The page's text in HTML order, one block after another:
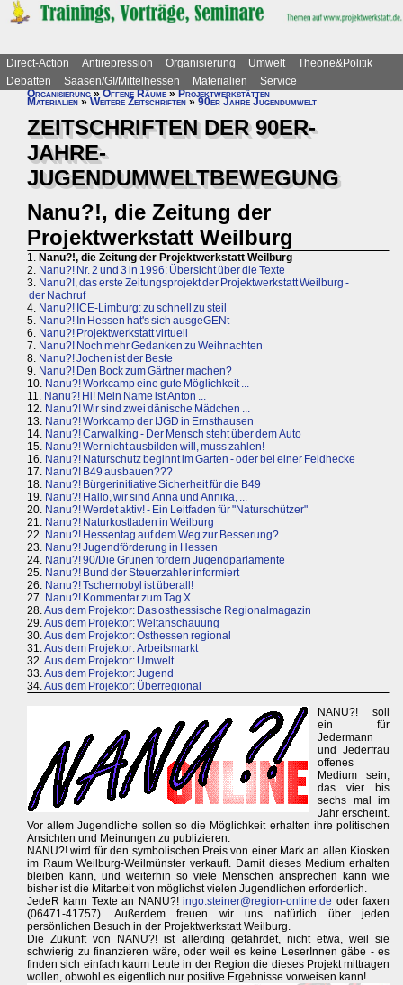
Direct-Action Antirepression Organisierung Umwelt
Theorie&Politik
Debatten
Saasen/GI/Mittelhessen Materialien
Service
Organisierung»Offene Räume»Projektwerkstätten
Materialien » Weitere Zeitschriften » 90er Jahre Jugendumwelt
ZEITSCHRIFTEN DER 90ER-
JAHRE-
JUGENDUMWELTBEWEGUNG
Nanu?!, die Zeitung der
Projektwerkstatt Weilburg
1. Nanu?!, die Zeitung der Projektwerkstatt Weilburg
2. Nanu?! Nr. 2 und 3 in 1996: Übersicht über die Texte
3. Nanu?!, das erste Zeitungsprojekt der Projektwerkstatt Weilburg -
der Nachruf
4. Nanu?! ICE-Limburg: zu schnell zu steil
5. Nanu?! In Hessen hat's sich ausgeGENt
6. Nanu?! Projektwerkstatt virtuell
7. Nanu?! Noch mehr Gedanken zu Weihnachten
8. Nanu?! Jochen ist der Beste
9. Nanu?! Den Bock zum Gärtner machen?
10. Nanu?! Workcamp eine gute Möglichkeit ...
11. Nanu?! Hi! Mein Name ist Anton ...
12. Nanu?! Wir sind zwei dänische Mädchen ...
13. Nanu?! Workcamp der IJGD in Ernsthausen
14. Nanu?! Carwalking - Der Mensch steht über dem Auto
15. Nanu?! Wer nicht ausbilden will, muss zahlen!
16. Nanu?! Naturschutz beginnt im Garten - oder bei einer Feldhecke
17. Nanu?! B49 ausbauen???
18. Nanu?! Bürgerinitiative Sicherheit für die B49
19. Nanu?! Hallo, wir sind Anna und Annika, ...
20. Nanu?! Werdet aktiv! - Ein Leitfaden für "Naturschützer"
21. Nanu?! Naturkostladen in Weilburg
22. Nanu?! Hessentag auf dem Weg zur Besserung?
23. Nanu?! Jugendförderung in Hessen
24. Nanu?! 90/Die Grünen fordern Jugendparlamente
25. Nanu?! Bund der Steuerzahler informiert
26. Nanu?! Tschernobyl ist überall!
27. Nanu?! Kommentar zum Tag X
28.Aus dem Projektor: Das osthessische Regionalmagazin
29.Aus dem Projektor: Weltanschauung
30.Aus dem Projektor: Osthessen regional
31.Aus dem Projektor: Arbeitsmarkt
32.Aus dem Projektor: Umwelt
33.Aus dem Projektor: Jugend
34.Aus dem Projektor: Überregional
NANU?! soll
ein für
Jedermann
und Jederfrau
offenes
Medium sein,
das vier bis
sechs mal im
Jahr erscheint.
Vor allem Jugendliche sollen so die Möglichkeit erhalten ihre politischen
Ansichten und Meinungen zu publizieren.
NANU?! wird für den symbolischen Preis von einer Mark an allen Kiosken
im Raum Weilburg-Weilmünster verkauft. Damit dieses Medium erhalten
bleiben kann, und weiterhin so viele Menschen ansprechen kann wie
bisher ist die Mitarbeit von möglichst vielen Jugendlichen erforderlich.
JedeR kann Texte an NANU?!ingo.steiner@region-online.de oder faxen
(06471-41757). Außerdem freuen wir uns natürlich über jeden
persönlichen Besuch in der Projektwerkstatt Weilburg.
Die Zukunft von NANU?! ist allerding gefährdet, nicht etwa, weil sie
schwierig zu finanzieren wäre, oder weil es keine LeserInnen gäbe - es
finden sich einfach kaum Leute in der Region die dieses Projekt mittragen
wollen, obwohl es eigentlich nur positive Ergebnisse vorweisen kann!